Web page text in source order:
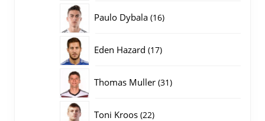
Paulo Dybala 1616
Eden Hazard 1717
Thomas Muller 3131
Toni Kroos 2222